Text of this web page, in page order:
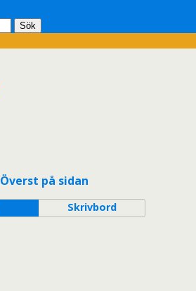
Överst på sidan
Skrivbord